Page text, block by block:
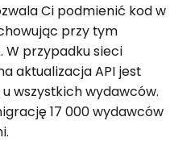
Ci podmienić kod w
przy tym
W przypadku sieci
aktualizacja API jest
wszystkich wydawców.
17 000 wydawców